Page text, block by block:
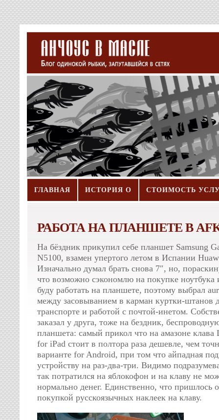
ГЛАВНАЯ ИСТОРИЯ О СТОИМОСТЬ
РАБОТА НА ПЛАНШЕТЕ В
На бёздник прикупил себе планшет Samsung
N5100, взамен упертого летом в Испании
Изначально думал брать снова 7″, но,
что возможно сэкономлю на покупке ноутбука
буду работать на планшете, поэтому выбрал
между засовыванием в карман куртки-штанов
транспорте и работой с почтой-инетом.
заказал у друга, тоже на бездник,
планшета: самый прикол что на амазоне клава
for iPad стоит в полтора раза дешевле, чем
варианте for Android, при том что айпадная
устройству на раз-два-три. Видимо
так потратился на яблокофон и на клаву не
нормально денег. Единственно, что пришлось
покупкой русскоязычных наклеек на клаву.